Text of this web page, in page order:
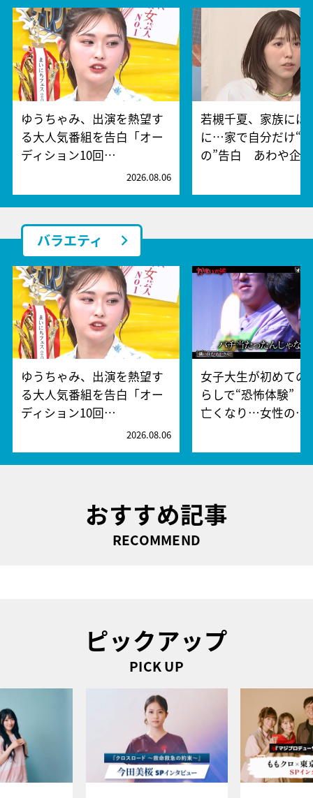
ゆうちゃみ、出演を熱望す
る大人気番組を告白「オー
ディション10回…
2026.08.06
若槻千夏、家族には
に…家で自分だけ“
の”告白 あわや企…
バラエティ
ゆうちゃみ、出演を熱望す
る大人気番組を告白「オー
ディション10回…
2026.08.06
女子大生が初めての
らしで“恐怖体験”
亡くなり…女性の…
おすすめ記事
RECOMMEND
ピックアップ
PICK UP